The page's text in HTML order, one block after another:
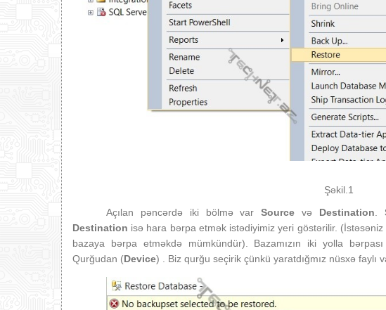
Şəkil.1
Açılan pəncərdə iki bölmə varSource və Destination
Destination isə hara bərpa etmək istədiyimiz yeri göstərilir.
bazaya bərpa etməkdə mümkündür). Bazamızın iki yolla
Qurğudan (Device) . Biz qurğu seçirik çünkü yaratdığmız nüsxə faylı